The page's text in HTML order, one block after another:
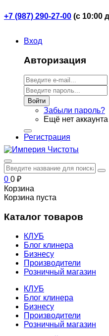
+7 (987) 290-27-00 (с 10:00
Вход
Авторизация
Войти
Забыли пароль?
Ещё нет
Регистрация
0 0 ₽
Корзина
Корзина пуста
Каталог товаров
КЛУБ
Блог клинера
Бизнесу
Производители
Розничный магазин
КЛУБ
Блог клинера
Бизнесу
Производители
Розничный магазин